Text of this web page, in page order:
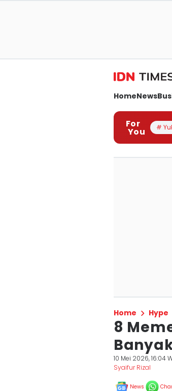
HomeNews
For
You #
Home Hype
8
10 Mei 2026, 16:04
Syaifur Rizal
News